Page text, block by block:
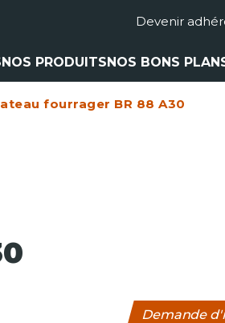
Devenir
NOS PRODUITS
Matériel agricole
NOS BONS
fourrager BR 88 A30
Demande